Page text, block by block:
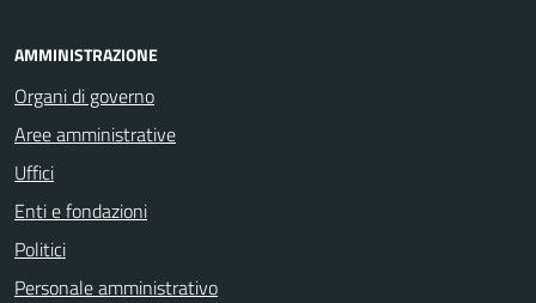
AMMINISTRAZIONE
Organi di governo
Aree amministrative
Uffici
Enti e fondazioni
Politici
Personale amministrativo